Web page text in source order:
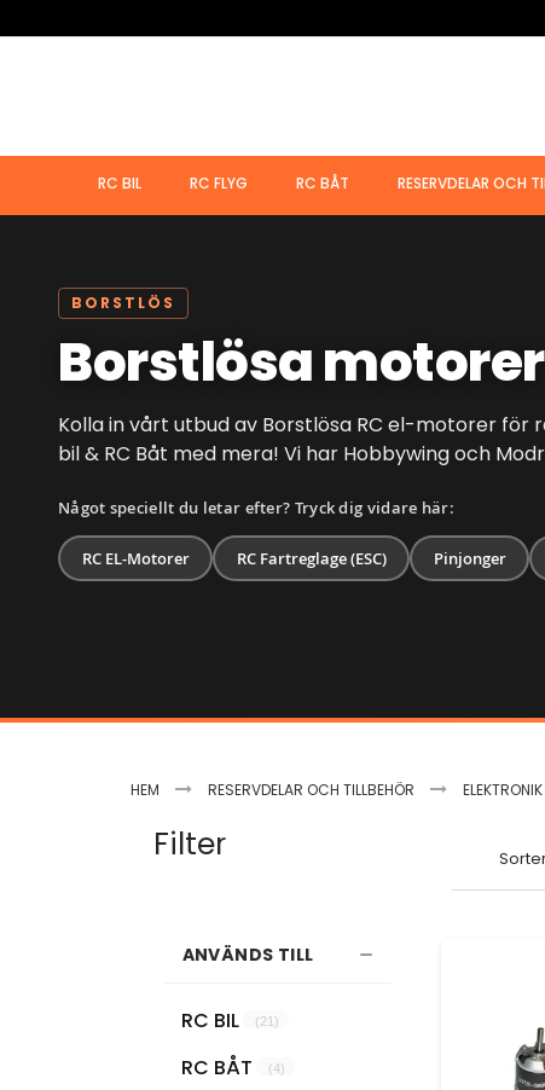
RC BIL RC FLYG RC BÅT RESERVDELAR OCH
BORSTLÖS
Borstlösa motorer
Kolla in vårt utbud av Borstlösa RC el-motorer för
bil & RC Båt med mera! Vi har Hobbywing och
Något speciellt du letar efter? Tryck dig vidare här:
RC EL-Motorer RC Fartreglage (ESC) Pinjonger
HEM RESERVDELAR OCH TILLBEHÖR ELEKTRONIK
Filter
ANVÄNDS TILL
RC BIL 21
RC BÅT 4